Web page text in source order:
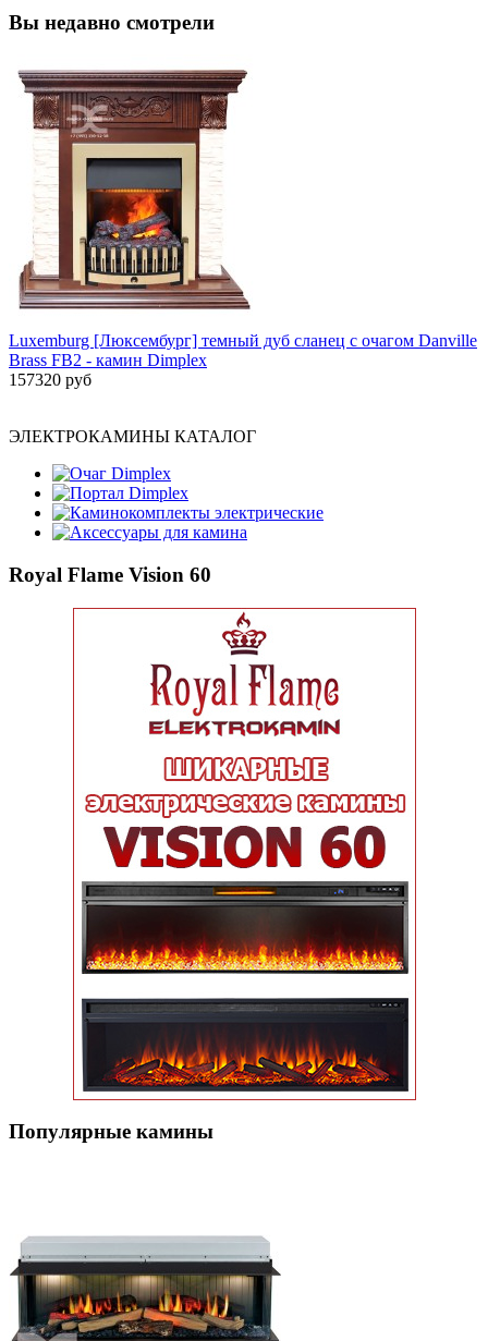
Вы недавно смотрели
Luxemburg [Люксембург] темный дуб сланец с очагом Danville
Brass FB2 - камин Dimplex
157320 руб
ЭЛЕКТРОКАМИНЫ КАТАЛОГ
Очаг Dimplex
Портал Dimplex
Каминокомплекты электрические
Аксессуары для камина
Royal Flame Vision 60
Популярные кaмины